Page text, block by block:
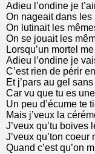
Adieu l’ondine je
On nageait dans
On lutinait les
On se jouait les
Lorsqu’un mortel
Adieu l’ondine je
C’est rien de périr
Et j’pars au gel
Car vu que tu es
Un peu d’écume te
Mais j’veux la
J’veux qu’tu boives
J’veux qu’ton coeur
Quand c’est qu’on